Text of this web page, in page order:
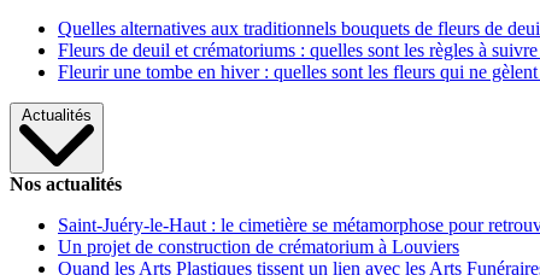
Quelles alternatives aux traditionnels bouquets de fleurs de
Fleurs de deuil et crématoriums : quelles sont les règles à
Fleurir une tombe en hiver : quelles sont les fleurs qui ne gèlent
Actualités
Nos actualités
Saint-Juéry-le-Haut : le cimetière se métamorphose pour
Un projet de construction de crématorium à Louviers
Quand les Arts Plastiques tissent un lien avec les Arts